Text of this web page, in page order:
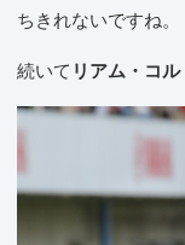
ちきれないですね。
続いて リアム・コ